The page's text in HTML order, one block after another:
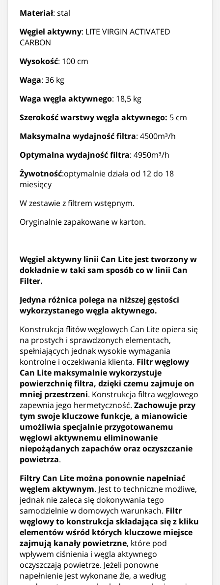
Materiał: stal
Węgiel aktywny: LITE VIRGIN ACTIVATED
CARBON
Wysokość: 100 cm
Waga: 36 kg
Waga węgla aktywnego: 18,5 kg
Szerokość warstwy węgla aktywnego: 5 cm
Maksymalna wydajność filtra: 4500m³/h
Optymalna wydajność filtra: 4950m³/h
Żywotność:optymalnie działa od 12 do 18
miesięcy
W zestawie z filtrem wstępnym.
Oryginalnie zapakowane w karton.
Węgiel aktywny linii Can Lite jest tworzony w
dokładnie w taki sam sposób co w linii Can
Filter.
Jedyna różnica polega na niższej gęstości
wykorzystanego węgla aktywnego.
Konstrukcja flitów węglowych Can Lite opiera się
na prostych i sprawdzonych elementach,
spełniających jednak wysokie wymagania
kontrolne i oczekiwania klienta. Filtr węglowy
Can Lite maksymalnie wykorzystuje
powierzchnię filtra, dzięki czemu zajmuje on
mniej przestrzeni. Konstrukcja filtra węglowego
zapewnia jego hermetyczność. Zachowuje przy
tym swoje kluczowe funkcje, a mianowicie
umożliwia specjalnie przygotowanemu
węglowi aktywnemu eliminowanie
niepożądanych zapachów oraz oczyszczanie
powietrza.
Filtry Can Lite można ponownie napełniać
węglem aktywnym. Jest to techniczne możliwe,
jednak nie zaleca się dokonywania tego
samodzielnie w domowych warunkach. Filtr
węglowy to konstrukcja składająca się z kliku
elementów wśród których kluczowe miejsce
zajmują kanały powietrzne, które pod
wpływem ciśnienia i węgla aktywnego
oczyszczają powietrze. Jeżeli ponowne
napełnienie jest wykonane źle, a według